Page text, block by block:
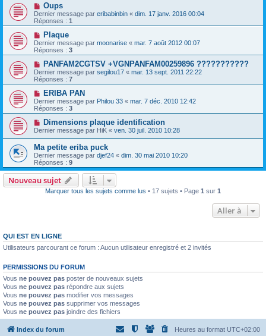
Oups
Dernier message par eribabinbin « dim. 17 janv. 2016 00:04
Réponses : 1
Plaque
Dernier message par moonarise « mar. 7 août 2012 00:07
Réponses : 3
PANFAM2CGTSV +VGNPANFAM00259896 ???????????
Dernier message par segilou17 « mar. 13 sept. 2011 22:22
Réponses : 7
ERIBA PAN
Dernier message par Philou 33 « mar. 7 déc. 2010 12:42
Réponses : 3
Dimensions plaque identification
Dernier message par HiK « ven. 30 juil. 2010 10:28
Ma petite eriba puck
Dernier message par djef24 « dim. 30 mai 2010 10:20
Réponses : 9
Nouveau sujet
Marquer tous les sujets comme lus • 17 sujets • Page 1 sur 1
Aller à
QUI EST EN LIGNE
Utilisateurs parcourant ce forum : Aucun utilisateur enregistré et 2 invités
PERMISSIONS DU FORUM
Vous ne pouvez pas poster de nouveaux sujets
Vous ne pouvez pas répondre aux sujets
Vous ne pouvez pas modifier vos messages
Vous ne pouvez pas supprimer vos messages
Vous ne pouvez pas joindre des fichiers
Index du forum Heures au format UTC+02:00